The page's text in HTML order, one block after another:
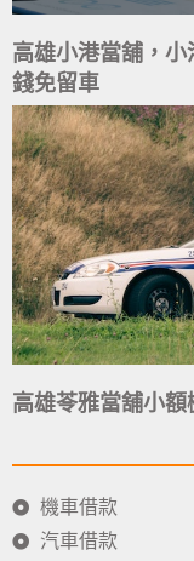
高雄小港當舖，
錢免留車
高雄苓雅當舖小
機車借款
汽車借款